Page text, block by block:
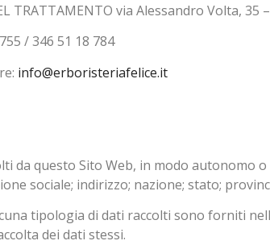
TRATTAMENTO via Alessandro Volta, 35
/ 346 51 18 784
info@erboristeriafelice.it
da questo Sito Web, in modo autonomo
sociale; indirizzo; nazione; stato;
tipologia di dati raccolti sono forniti
dei dati stessi.